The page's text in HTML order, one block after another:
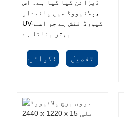
ڈیزائن کیا گیا ہے۔ اس
پلائیووڈ میں پائیدار،
UV-کیورڈ فنش ہے جو اسے
انکوائری تفصیل